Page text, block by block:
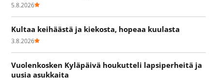
5.8.2026
Kultaa keihäästä ja kiekosta, hopeaa kuulasta
3.8.2026
Vuolenkosken Kyläpäivä houkutteli lapsiperheitä ja
uusia asukkaita